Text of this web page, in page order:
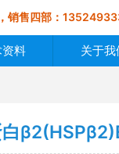
售四部：
料 关于我